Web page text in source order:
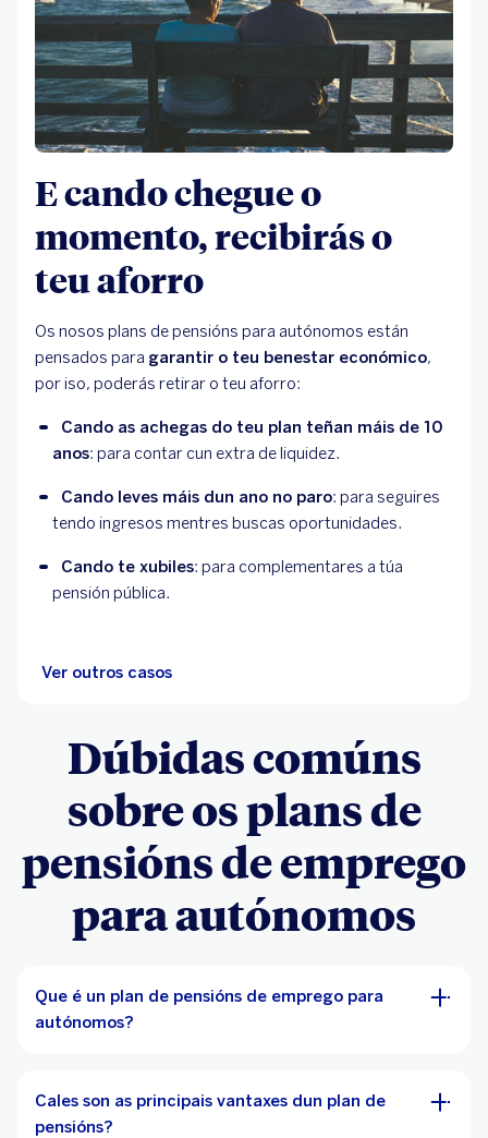
E cando chegue o
momento, recibirás o
teu aforro
Os nosos plans de pensións para autónomos están
pensados para garantir o teu benestar económico,
por iso, poderás retirar o teu aforro:
Cando as achegas do teu plan teñan máis de 10
anos: para contar cun extra de liquidez.
Cando leves máis dun ano no paro: para seguires
tendo ingresos mentres buscas oportunidades.
Cando te xubiles: para complementares a túa
pensión pública.
Ver outros casos
Dúbidas comúns
sobre os plans de
pensións de emprego
para autónomos
Que é un plan de pensións de emprego para
autónomos?
Cales son as principais vantaxes dun plan de
pensións?